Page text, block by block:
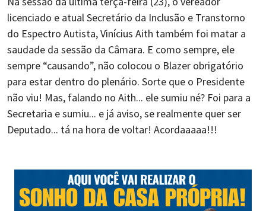
licenciado e atual Secretário da Inclusão e Transtorno
do Espectro Autista, Vinícius Aith também foi matar a
saudade da sessão da Câmara. E como sempre, ele
sempre “causando”, não colocou o Blazer obrigatório
para estar dentro do plenário. Sorte que o Presidente
não viu! Mas, falando no Aith... ele sumiu né? Foi para a
Secretaria e sumiu... e já aviso, se realmente quer ser
Deputado... tá na hora de voltar! Acordaaaaa!!!